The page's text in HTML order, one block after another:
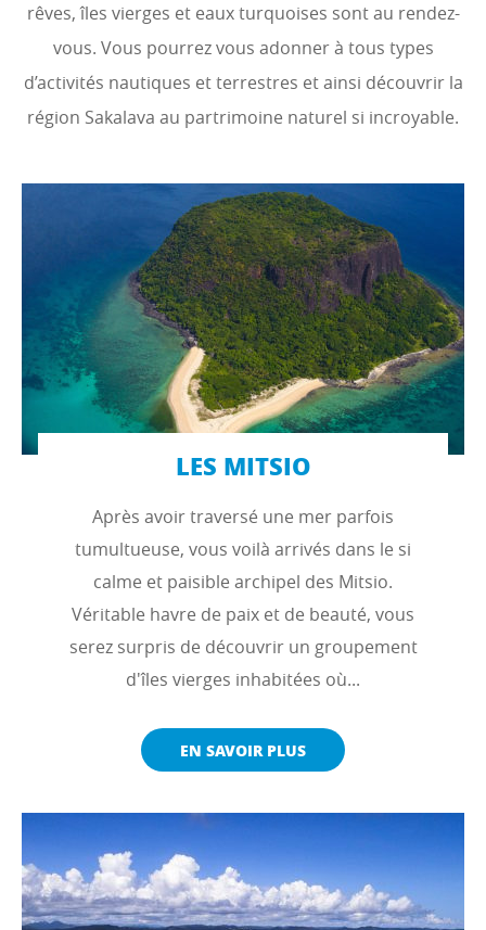
rêves, îles vierges et eaux turquoises sont au rendez-
vous. Vous pourrez vous adonner à tous types
d’activités nautiques et terrestres et ainsi découvrir la
région Sakalava au partrimoine naturel si incroyable.
LES MITSIO
Après avoir traversé une mer parfois
tumultueuse, vous voilà arrivés dans le si
calme et paisible archipel des Mitsio.
Véritable havre de paix et de beauté, vous
serez surpris de découvrir un groupement
d'îles vierges inhabitées où...
EN SAVOIR PLUS